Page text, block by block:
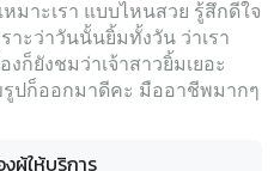
มาะเรา แบบไหนสวย รู้สึกดีใจ
าะว่าวันนั้นยิ้มทั้งวัน ว่าเรา
งก็ยังชมว่าเจ้าสาวยิ้มเยอะ
ปก็ออกมาดีคะ มืออาชีพมากๆ
ผู้ให้บริการ